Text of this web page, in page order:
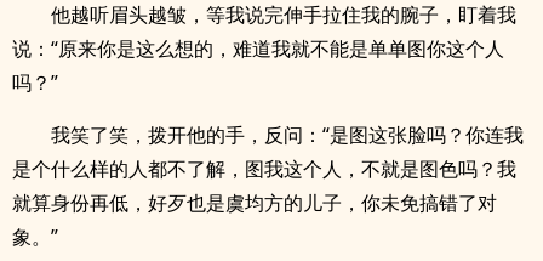
他越听眉头越皱，等我说完伸手拉住我的腕子，盯着我
说：“原来你是这么想的，难道我就不能是单单图你这个人
吗？”
我笑了笑，拨开他的手，反问：“是图这张脸吗？你连我
是个什么样的人都不了解，图我这个人，不就是图色吗？我
就算身份再低，好歹也是虞均方的儿子，你未免搞错了对
象。”